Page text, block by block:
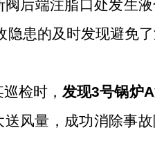
后端注脂口处发生
隐患的及时发现避免
巡检时，发现3号锅炉A
风量，成功消除事故